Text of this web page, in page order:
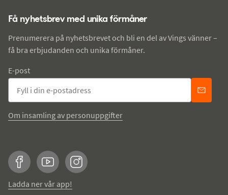
Få nyhetsbrev med unika förmåner
Prenumerera på nyhetsbrevet och bli en del av Vings vänner –
få bra erbjudanden och unika förmåner.
E-post
Om insamling av personuppgifter
FacebookYouTubeInstagram
Ladda ner vår app!